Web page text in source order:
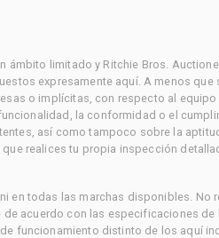
ámbito limitado y Ritchie Bros.
expresamente aquí. A menos que
o implícitas, con respecto al
la conformidad o el
así como tampoco sobre la
realices tu propia inspección
en todas las marchas disponibles. No
acuerdo con las especificaciones
funcionamiento distinto de los aquí